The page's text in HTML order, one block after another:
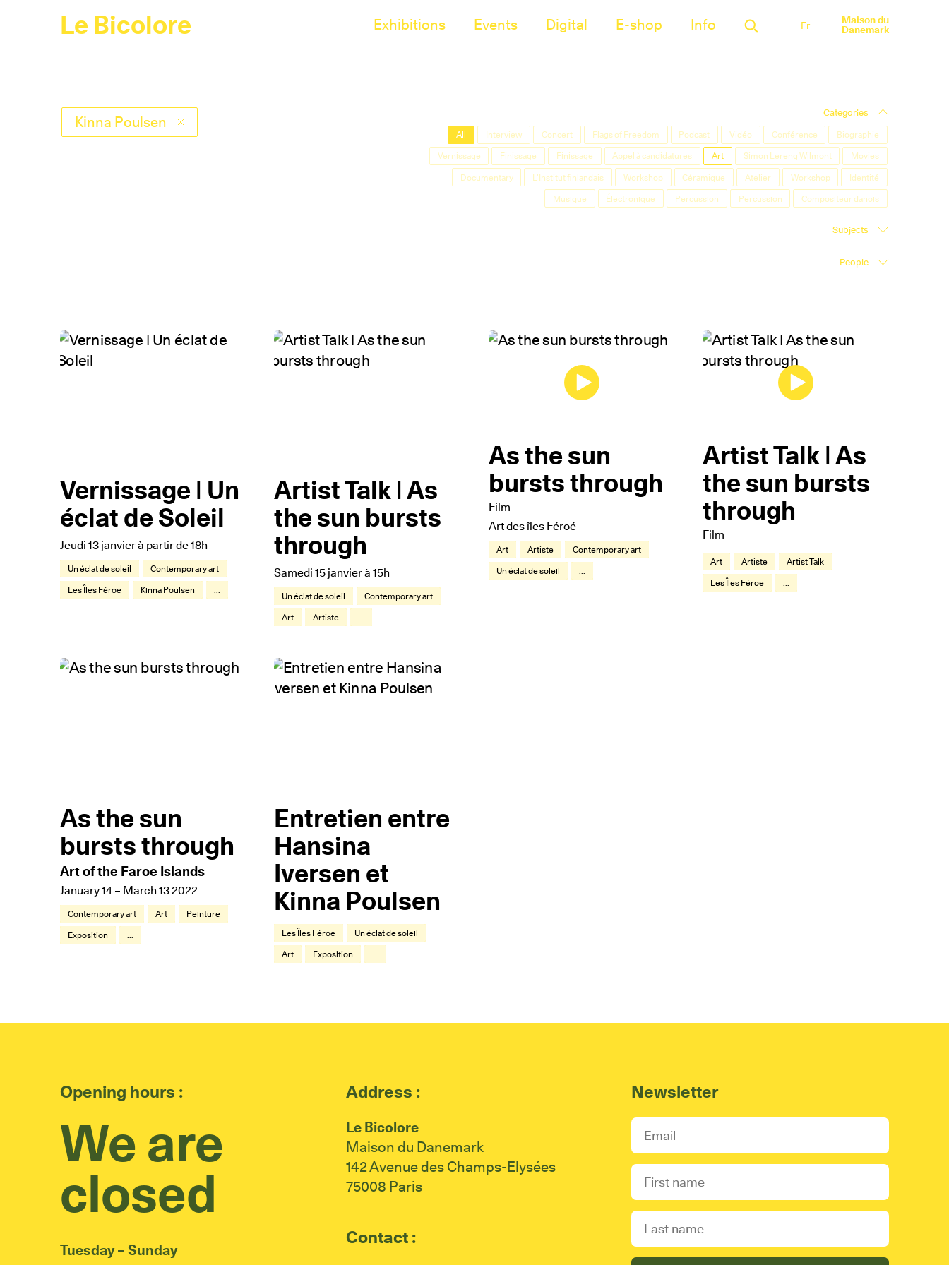
Le Bicolore Exhibitions Events Digital E-shop Info Fr Maison du
Danemark
Kinna Poulsen Categories
All Interview Concert Flags of Freedom Podcast Vidéo Conférence
Biographie
Vernissage
Finissage Finissage Appel à candidatures Art Simon Lereng Wilmont
Movies
Documentary
L'Institut finlandais Workshop Céramique Atelier Workshop
Identité
Musique
Électronique Percussion Percussion Compositeur danois
Subjects
People
Vernissage | Un
éclat de Soleil
Jeudi 13 janvier à partir de 18h
Un éclat de soleil
Contemporary art
Les Îles Féroe
Kinna Poulsen ...
Artist Talk | As
the sun bursts
through
Samedi 15 janvier à 15h
Un éclat de soleil
Contemporary art
Art
Artiste ...
As the sun
bursts through
Film
Art des îles Féroé
Art Artiste
Contemporary art
Un éclat de soleil
...
Artist Talk | As
the sun bursts
through
Film
Art Artiste
Artist Talk
Les Îles Féroe
...
As the sun
bursts through
Art of the Faroe Islands
January 14 – March 13 2022
Contemporary art Art
Peinture
Exposition
...
Entretien entre
Hansina
Iversen et
Kinna Poulsen
Les Îles Féroe
Un éclat de soleil
Art
Exposition ...
Opening hours :
We are
closed
Tuesday – Sunday
Address :
Le Bicolore
Maison du Danemark
142 Avenue des Champs-Elysées
75008 Paris
Contact :
Newsletter